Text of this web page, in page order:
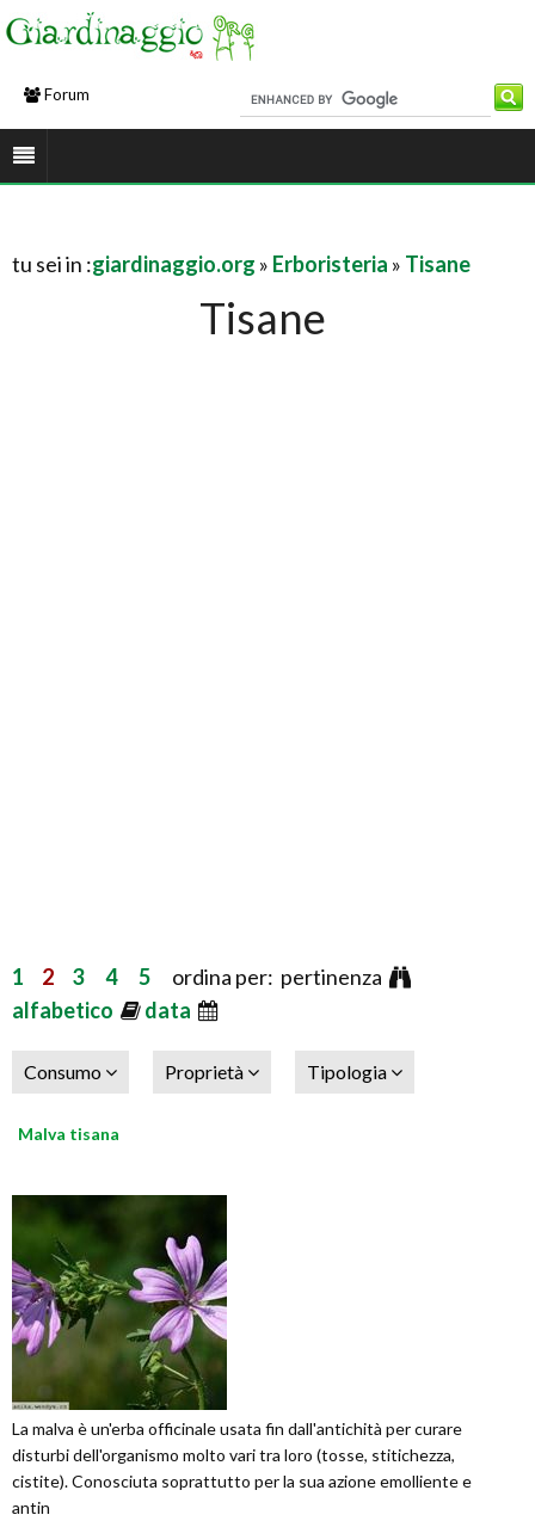
Forum
tu sei in :giardinaggio.org » Erboristeria » Tisane
Tisane
1 2 3 4 5 ordina per: pertinenza
alfabetico
data
Consumo Proprietà Tipologia
Malva tisana
La malva è un'erba officinale usata fin dall'antichità per curare
disturbi dell'organismo molto vari tra loro (tosse, stitichezza,
cistite). Conosciuta soprattutto per la sua azione emolliente e
antin